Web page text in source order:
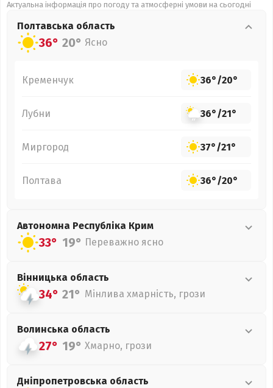
Актуальна інформація про погоду та атмосферні умови на сьогодні
Полтавська область
36° 20° Ясно
Кременчук 36°/20°
Лубни 36°/21°
Миргород 37°/21°
Полтава 36°/20°
Автономна Республіка Крим
33° 19° Переважно ясно
Вінницька область
34° 21° Мінлива хмарність, грози
Волинська область
27° 19° Хмарно, грози
Дніпропетровська область